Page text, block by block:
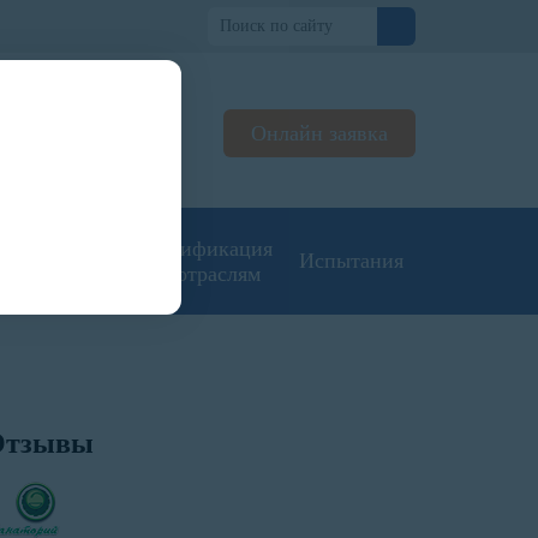
Онлайн заявка
Сертификация
по отраслям
Испытания